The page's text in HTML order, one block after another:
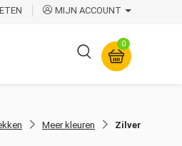
MIJN ACCOUNT
0
Meer kleuren Zilver